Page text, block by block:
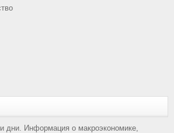
дни. Информация о макроэкономике,